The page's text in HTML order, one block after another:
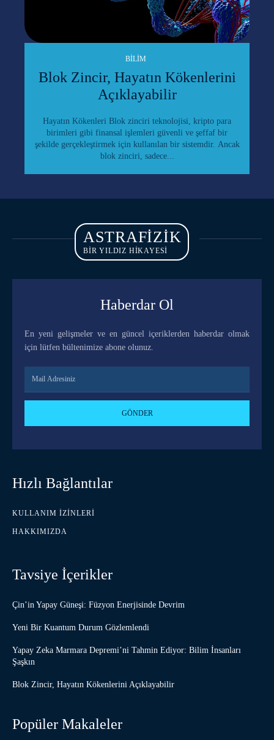
BILIM
Blok Zincir, Hayatın Kökenlerini
Açıklayabilir
Hayatın Kökenleri Blok zinciri teknolojisi, kripto para
birimleri gibi finansal işlemleri güvenli ve şeffaf bir
şekilde gerçekleştirmek için kullanılan bir sistemdir. Ancak
blok zinciri, sadece...
ASTRAFIZIK
BİR YILDIZ HİKAYESİ
Haberdar Ol
En yeni gelişmeler ve en güncel içeriklerden haberdar olmak
için lütfen bültenimize abone olunuz.
GÖNDER
Hızlı Bağlantılar
KULLANIM İZINLERI
HAKKIMIZDA
Tavsiye İçerikler
Çin’in Yapay Güneşi: Füzyon Enerjisinde Devrim
Yeni Bir Kuantum Durum Gözlemlendi
Yapay Zeka Marmara Depremi’ni Tahmin Ediyor: Bilim İnsanları
Şaşkın
Blok Zincir, Hayatın Kökenlerini Açıklayabilir
Popüler Makaleler